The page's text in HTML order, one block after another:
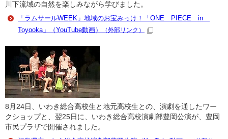
川下流域の自然を楽しみながら学びました。
「ラムサールWEEK」地域のお宝みっけ！「ONE PIECE in
Toyooka」（YouTube動画）
（外部リンク）
8月24日、いわき総合高校生と地元高校生との、演劇を通したワー
クショップと、翌25日に、いわき総合高校演劇部豊岡公演が、豊岡
市民プラザで開催されました。